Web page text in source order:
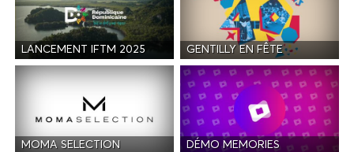
LANCEMENT IFTM 2025 GENTILLY EN FÊTE
MOMA SELECTION DÉMO MEMORIES